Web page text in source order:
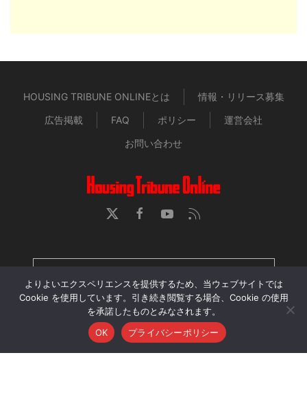
HOUSING TRIBUNE ONLINEとは
情報・リリース募集
広告掲載
FAQ ポリシー
運営会社
お問い合わせ
当サイトに掲載された記事・画像・動画の無断転用、再配
布、アップロードを禁じます。
© 2026 Housing Tribune Online. All Rights Reserved.
よりよいエクスペリエンスを提供するため、当ウェブサイトでは
Cookie を使用しています。引き続き閲覧する場合、Cookie の使用
を承諾したものとみなされます。
OK
プライバシーポリシー